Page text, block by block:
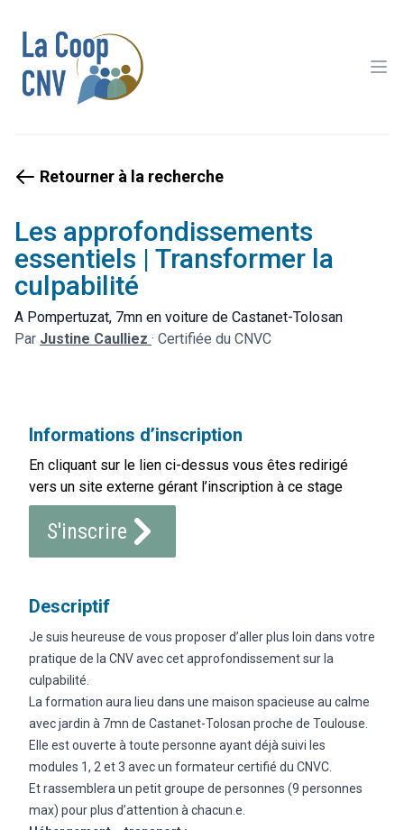
Retourner à la recherche
Les approfondissements
essentiels | Transformer la
culpabilité
A Pompertuzat, 7mn en voiture de Castanet-Tolosan
Par Justine Caulliez · Certifiée du CNVC
Informations d’inscription
En cliquant sur le lien ci-dessus vous êtes redirigé
vers un site externe gérant l’inscription à ce stage
S'inscrire
Descriptif
Je suis heureuse de vous proposer d’aller plus loin dans votre
pratique de la CNV avec cet approfondissement sur la
culpabilité.
La formation aura lieu dans une maison spacieuse au calme
avec jardin à 7mn de Castanet-Tolosan proche de Toulouse.
Elle est ouverte à toute personne ayant déjà suivi les
modules 1, 2 et 3 avec un formateur certifié du CNVC.
Et rassemblera un petit groupe de personnes (9 personnes
max) pour plus d’attention à chacun.e.